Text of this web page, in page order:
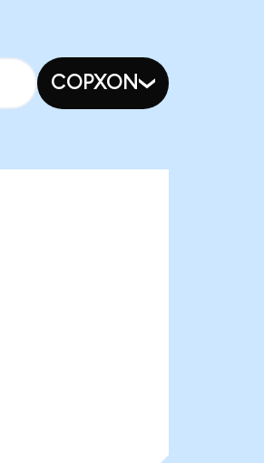
COPXON